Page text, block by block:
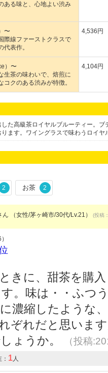
ある味と、心地よい渋み
〜
際線ファーストクラスで
表作。
4,536円
）〜
生茶の味わいで、焙煎に
クのある渋みが特徴。
4,104円
た高級茶ロイヤルブルーティー。
ます。ワイングラスで味わうロイ
2 お茶 2
ん （女性/茅ヶ崎市/30代/Lv.21） (投稿
きに、甜茶を購
。味は・・ふつ
濃縮したような
ぞれだと思いま
ょうか。
（投稿
1 人